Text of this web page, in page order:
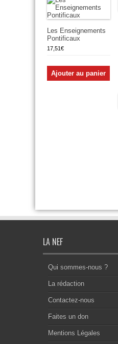
Les Enseignements
Pontificaux
17,51€
Ajouter au panier
LA NEF
Qui sommes-nous ?
La rédaction
Contactez-nous
Faites un don
Mentions Légales